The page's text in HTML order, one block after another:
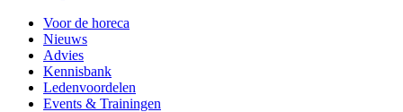
Voor de horeca
Nieuws
Advies
Kennisbank
Ledenvoordelen
Events & Trainingen